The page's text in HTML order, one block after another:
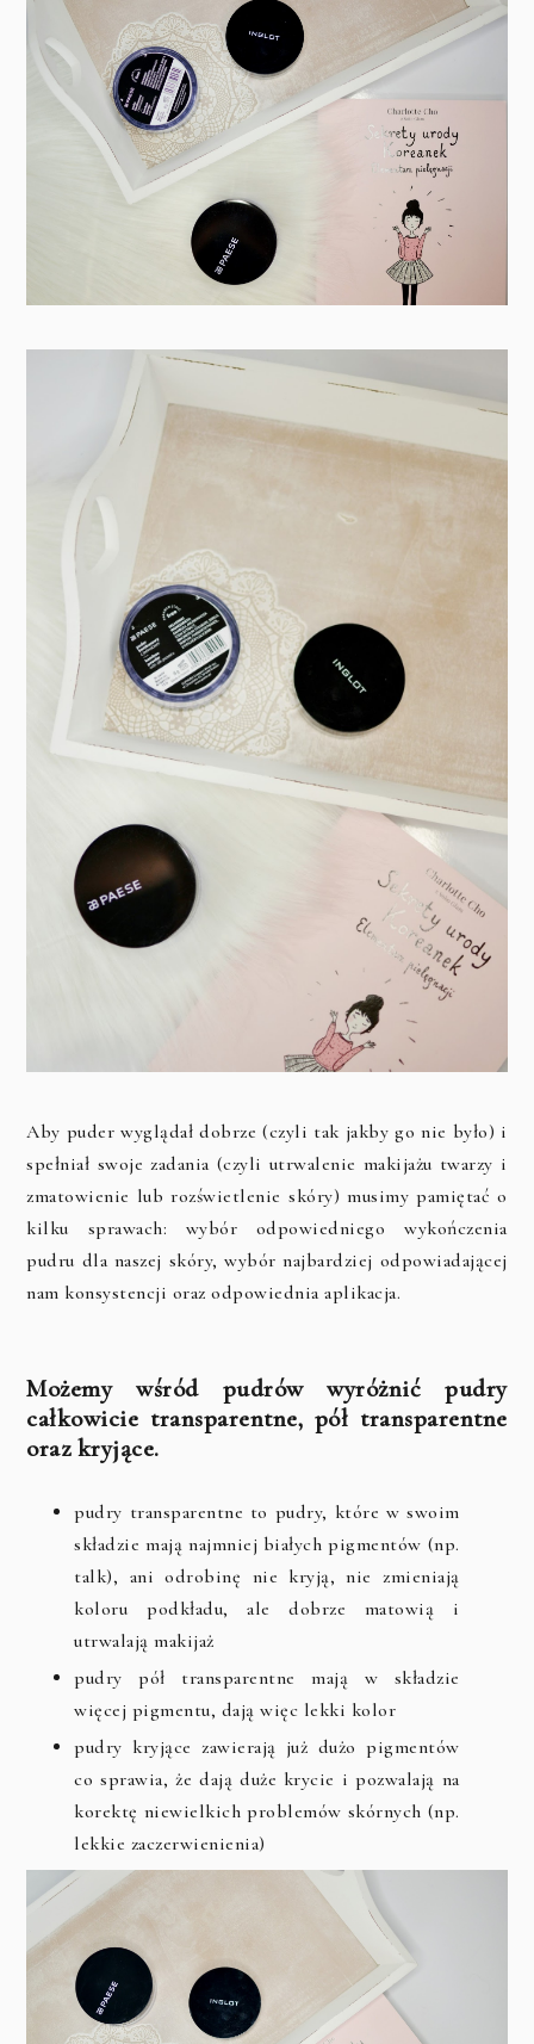
Aby puder wyglądał dobrze (czyli tak jakby go nie było) i
spełniał swoje zadania (czyli utrwalenie makijażu twarzy i
zmatowienie lub rozświetlenie skóry) musimy pamiętać o
kilku sprawach: wybór odpowiedniego wykończenia
pudru dla naszej skóry, wybór najbardziej odpowiadającej
nam konsystencji oraz odpowiednia aplikacja.
Możemy wśród pudrów wyróżnić pudry
całkowicie transparentne, pół transparentne
oraz kryjące.
pudry transparentne to pudry, które w swoim
składzie mają najmniej białych pigmentów (np.
talk), ani odrobinę nie kryją, nie zmieniają
koloru podkładu, ale dobrze matowią i
utrwalają makijaż
pudry pół transparentne mają w składzie
więcej pigmentu, dają więc lekki kolor
pudry kryjące zawierają już dużo pigmentów
co sprawia, że dają duże krycie i pozwalają na
korektę niewielkich problemów skórnych (np.
lekkie zaczerwienienia)